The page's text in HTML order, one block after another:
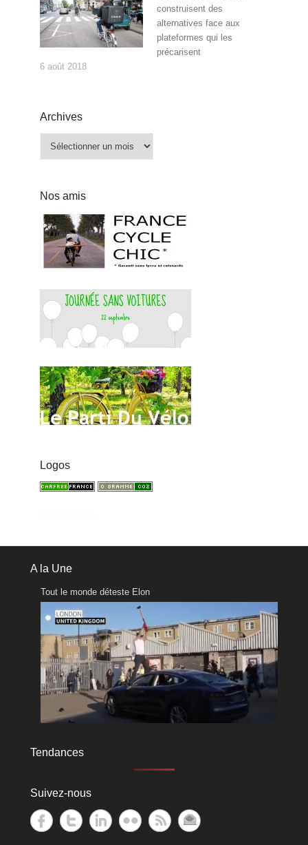
construisent des
alternatives face aux
plateformes qui les
précarisent
6 août 2018
Archives
Nos amis
Logos
A la Une
Tout le monde déteste Elon
Tendances
Suivez-nous